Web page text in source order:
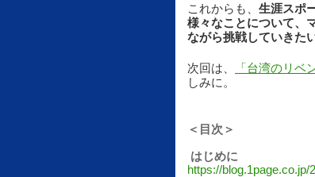
これからも、 生涯スポ
様々なことについて、
ながら挑戦していきた
次回は、 「台湾のリベ
しみに。
＜目次＞
はじめに
https://blog.1page.co.jp/